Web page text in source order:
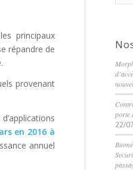
principaux
répandre de
provenant
en 2016 à
annuel
porte
22/